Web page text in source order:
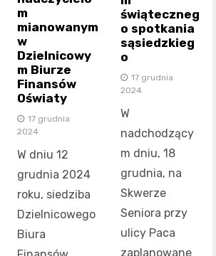
m
mianowanym
w
Dzielnicowy
m Biurze
Finansów
Oświaty
17 grudnia
2024
W dniu 12
grudnia 2024
roku, siedziba
Dzielnicowego
Biura
świąteczneg
o spotkania
sąsiedzkieg
o
17 grudnia
2024
W
nadchodzący
m dniu, 18
grudnia, na
Skwerze
Seniora przy
ulicy Paca
zaplanowane